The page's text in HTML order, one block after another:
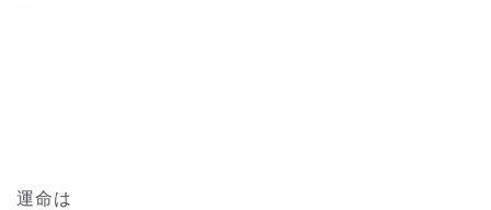
運命は